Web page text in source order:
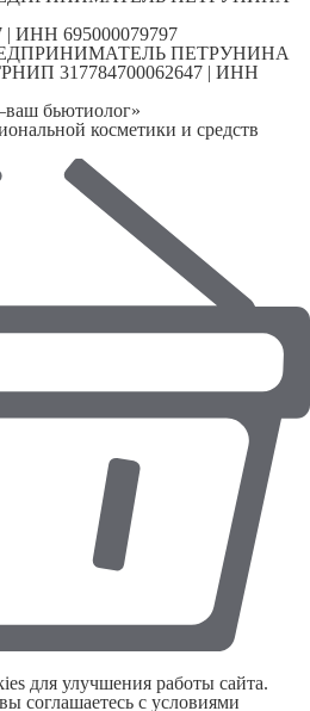
ИНН 695000079797
ПЕТРУНИНА
317784700062647 | ИНН
бьютиолог»
косметики и средств
для улучшения работы сайта.
соглашаетесь с условиями